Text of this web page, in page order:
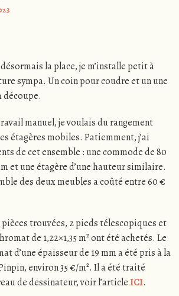
la place, je m’installe petit à
sympa. Un coin pour coudre et un une
découpe.
manuel, je voulais du rangement
étagères mobiles. Patiemment, j’ai
de cet ensemble : une commode de 80
et une étagère d’une hauteur similaire.
des deux meubles a coûté entre 60 €
trouvées, 2 pieds télescopiques et
de 1,22×1,35 m² ont été achetés. Le
d’une épaisseur de 19 mm a été pris à la
environ 35 €/m². Il a été traité
de dessinateur, voir l’articleICI.